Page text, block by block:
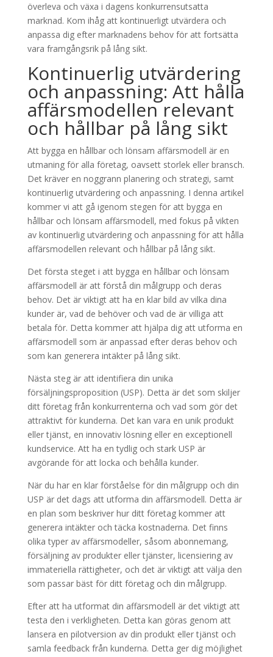
överleva och växa i dagens konkurrensutsatta
marknad. Kom ihåg att kontinuerligt utvärdera och
anpassa dig efter marknadens behov för att fortsätta
vara framgångsrik på lång sikt.
Kontinuerlig utvärdering
och anpassning: Att hålla
affärsmodellen relevant
och hållbar på lång sikt
Att bygga en hållbar och lönsam affärsmodell är en
utmaning för alla företag, oavsett storlek eller bransch.
Det kräver en noggrann planering och strategi, samt
kontinuerlig utvärdering och anpassning. I denna artikel
kommer vi att gå igenom stegen för att bygga en
hållbar och lönsam affärsmodell, med fokus på vikten
av kontinuerlig utvärdering och anpassning för att hålla
affärsmodellen relevant och hållbar på lång sikt.
Det första steget i att bygga en hållbar och lönsam
affärsmodell är att förstå din målgrupp och deras
behov. Det är viktigt att ha en klar bild av vilka dina
kunder är, vad de behöver och vad de är villiga att
betala för. Detta kommer att hjälpa dig att utforma en
affärsmodell som är anpassad efter deras behov och
som kan generera intäkter på lång sikt.
Nästa steg är att identifiera din unika
försäljningsproposition (USP). Detta är det som skiljer
ditt företag från konkurrenterna och vad som gör det
attraktivt för kunderna. Det kan vara en unik produkt
eller tjänst, en innovativ lösning eller en exceptionell
kundservice. Att ha en tydlig och stark USP är
avgörande för att locka och behålla kunder.
När du har en klar förståelse för din målgrupp och din
USP är det dags att utforma din affärsmodell. Detta är
en plan som beskriver hur ditt företag kommer att
generera intäkter och täcka kostnaderna. Det finns
olika typer av affärsmodeller, såsom abonnemang,
försäljning av produkter eller tjänster, licensiering av
immateriella rättigheter, och det är viktigt att välja den
som passar bäst för ditt företag och din målgrupp.
Efter att ha utformat din affärsmodell är det viktigt att
testa den i verkligheten. Detta kan göras genom att
lansera en pilotversion av din produkt eller tjänst och
samla feedback från kunderna. Detta ger dig möjlighet